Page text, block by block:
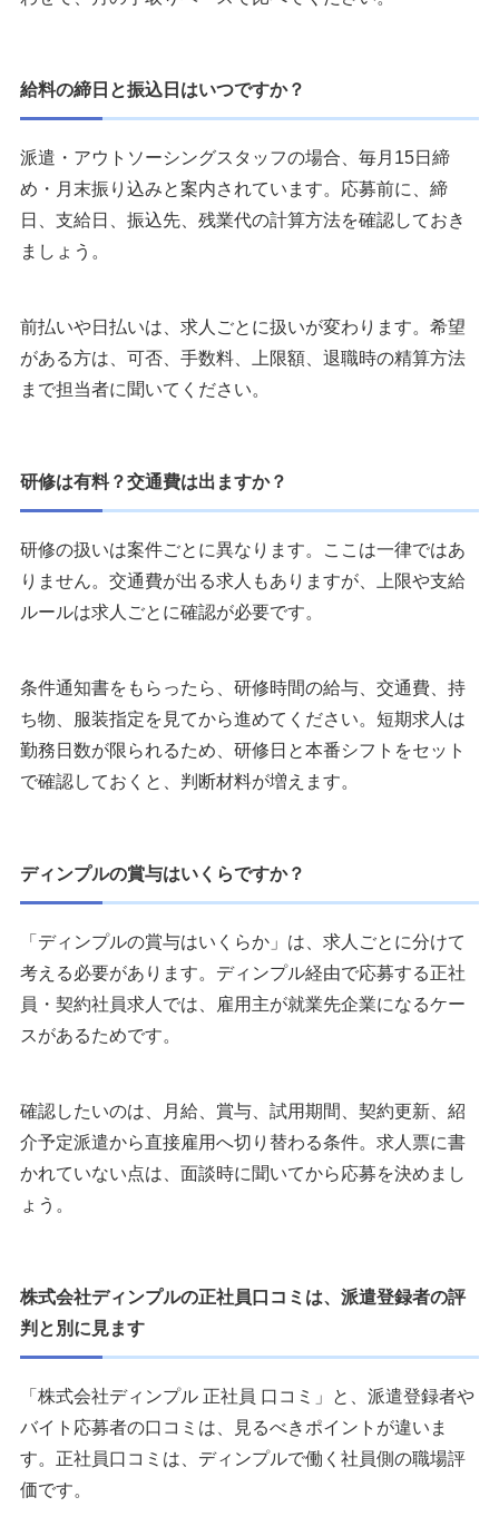
給料の締日と振込日はいつですか？
派遣・アウトソーシングスタッフの場合、毎月15日締
め・月末振り込みと案内されています。応募前に、締
日、支給日、振込先、残業代の計算方法を確認しておき
ましょう。
前払いや日払いは、求人ごとに扱いが変わります。希望
がある方は、可否、手数料、上限額、退職時の精算方法
まで担当者に聞いてください。
研修は有料？交通費は出ますか？
研修の扱いは案件ごとに異なります。ここは一律ではあ
りません。交通費が出る求人もありますが、上限や支給
ルールは求人ごとに確認が必要です。
条件通知書をもらったら、研修時間の給与、交通費、持
ち物、服装指定を見てから進めてください。短期求人は
勤務日数が限られるため、研修日と本番シフトをセット
で確認しておくと、判断材料が増えます。
ディンプルの賞与はいくらですか？
「ディンプルの賞与はいくらか」は、求人ごとに分けて
考える必要があります。ディンプル経由で応募する正社
員・契約社員求人では、雇用主が就業先企業になるケー
スがあるためです。
確認したいのは、月給、賞与、試用期間、契約更新、紹
介予定派遣から直接雇用へ切り替わる条件。求人票に書
かれていない点は、面談時に聞いてから応募を決めまし
ょう。
株式会社ディンプルの正社員口コミは、派遣登録者の評
判と別に見ます
「株式会社ディンプル 正社員 口コミ」と、派遣登録者や
バイト応募者の口コミは、見るべきポイントが違いま
す。正社員口コミは、ディンプルで働く社員側の職場評
価です。